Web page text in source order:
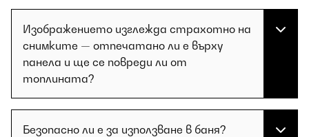
Изображението изглежда страхотно на
снимките — отпечатано ли е върху
панела и ще се повреди ли от
топлината?
Безопасно ли е за използване в баня?